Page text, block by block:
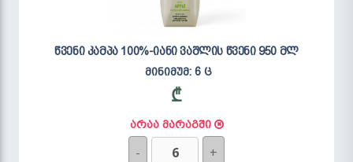
წვენი კამპა 100%-იანი ვაშლის წვენი 950 მლ
მინიმუმ: 6 ც
₾
არაა მარაგში
- +